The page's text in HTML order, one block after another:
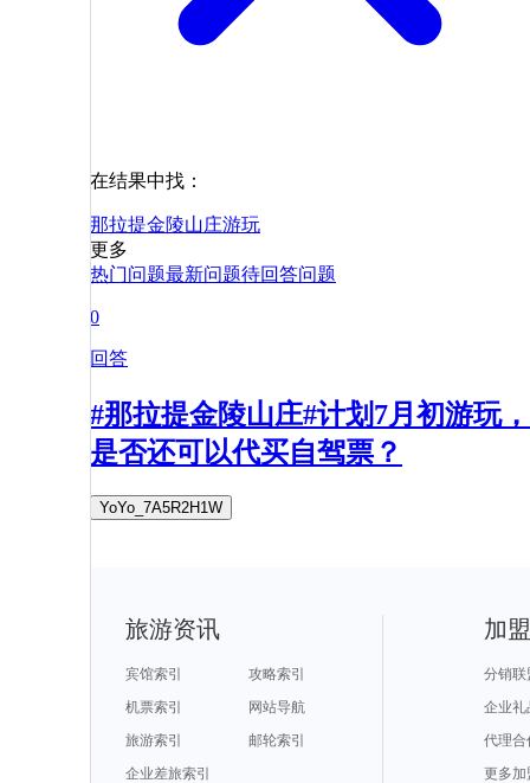
在结果中找：
那拉提金陵山庄游玩
更多
热门问题最新问题待回答问题
0
回答
#那拉提金陵山庄#计划7月初游玩，
是否还可以代买自驾票？
YoYo_7A5R2H1W
旅游资讯
宾馆索引
攻略索引
机票索引
网站导航
旅游索引
邮轮索引
企业差旅索引
加
分销联
企业礼
代理合
更多加